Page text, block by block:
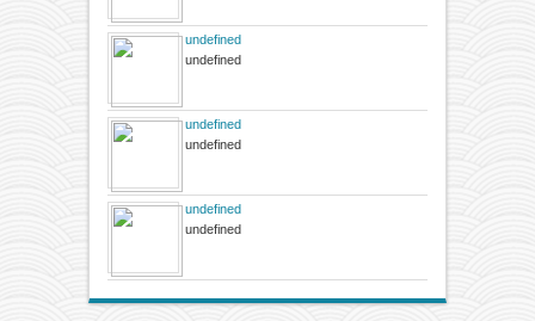
undefined
undefined
undefined
undefined
undefined
undefined